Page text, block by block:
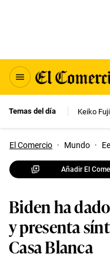
Temas del día Keiko
El Comercio · Mundo ·
Añadir El
Biden ha
y presenta
Casa Blanca